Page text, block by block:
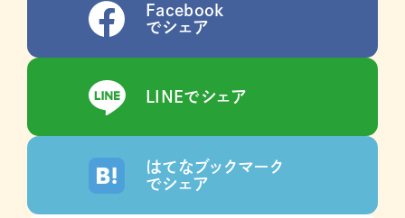
Facebook
でシェア
LINEでシェア
はてなブックマーク
でシェア